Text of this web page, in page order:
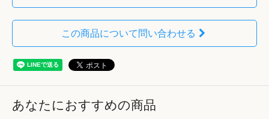
この商品について問い合わせる
あなたにおすすめの商品